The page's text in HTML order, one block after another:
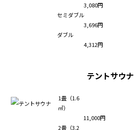
3,080円
セミダブル
3,696円
ダブル
4,312円
テントサウナ
1畳（1.6
㎡）
11,000円
2畳（3.2